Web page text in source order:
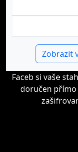
Zobrazit
Faceb si vaše
doručen přímo